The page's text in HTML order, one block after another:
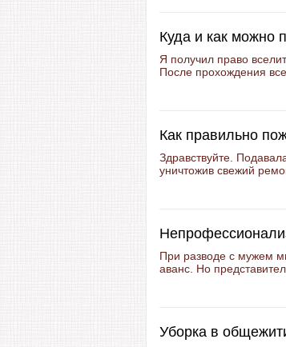
Куда и как можно
Я получил право
После прохождения
Как правильно
Здравствуйте.
уничтожив свежий
При разводе с мужем
аванс. Но
Уборка в